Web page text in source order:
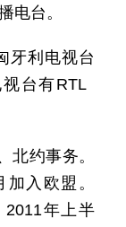
电台。
牙利电视台
台有RTL
北约事务。
入欧盟。
年上半